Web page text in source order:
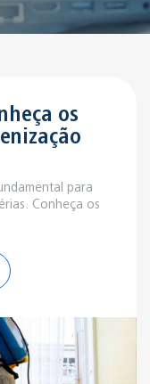
os
para
Conheça os